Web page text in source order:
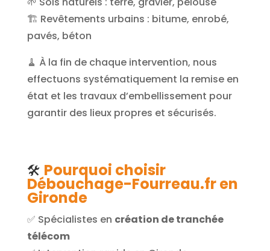
🏗️ Revêtements urbains : bitume, enrobé,
pavés, béton
🧹 À la fin de chaque intervention, nous
effectuons systématiquement la remise en
état et les travaux d’embellissement pour
garantir des lieux propres et sécurisés.
🛠️ Pourquoi choisir
Débouchage-Fourreau.fr en
Gironde
✅ Spécialistes en création de tranchée
télécom